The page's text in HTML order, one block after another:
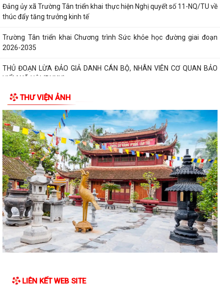
Đảng ủy xã Trường Tân triển khai thực hiện Nghị quyết số 11-NQ/TU về
thúc đẩy tăng trưởng kinh tế
Trường Tân triển khai Chương trình Sức khỏe học đường giai đoạn
2026-2035
THỦ ĐOẠN LỪA ĐẢO GIẢ DANH CÁN BỘ, NHÂN VIÊN CƠ QUAN BẢO
HIỂM XÃ HỘI (BHXH)
Xã Trường Tân tăng cường phân loại chất thải rắn sinh hoạt tại nguồn,
thúc đẩy chuyển đổi xanh
Phát huy sức mạnh toàn xã hội trong kiểm soát mất cân bằng giới tính
khi sinh
Tăng cường quản lý điểm kinh doanh tự phát, bảo đảm an toàn phòng
cháy tại các chợ
Tăng cường quản lý thuốc bảo vệ thực vật, bảo đảm an toàn sản xuất
nông nghiệp
Sở Giáo dục và Đào tạo Hải Phòng yêu cầu tập trung chuẩn bị đầy đủ
các điều kiện cho năm học...
Đảng bộ xã Trường Tân học tập, quán triệt Nghị quyết Hội nghị lần thứ
Xã Trường Tân triển khai thực hiện Nghị quyết của Chính phủ về công
THƯ VIỆN ẢNH
LIÊN KẾT WEB SITE